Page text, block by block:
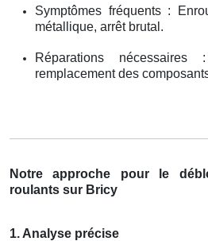
Symptômes fréquents :
métallique, arrêt brutal.
Réparations
remplacement des
Notre approche pour le
roulants sur Bricy
1. Analyse précise